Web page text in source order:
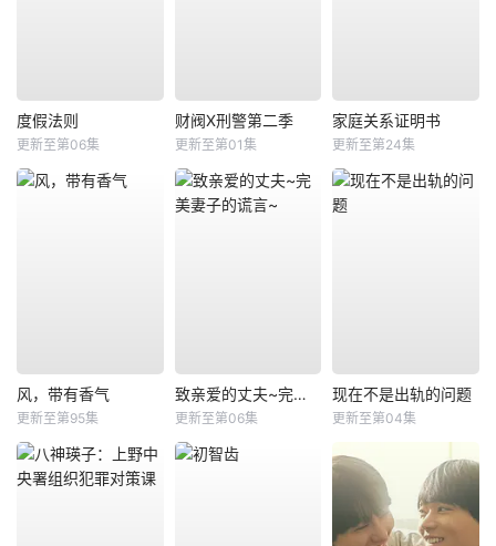
度假法则
更新至第06集
财阀X刑警第二季
更新至第01集
家庭关系证明书
更新至第24集
风，带有香气
更新至第95集
致亲爱的丈夫~完美妻子的谎言~
更新至第06集
现在不是出轨的问题
更新至第04集